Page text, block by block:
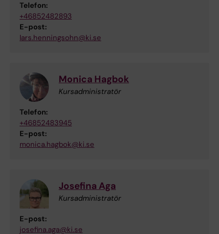
Telefon:
+46852482893
E-post:
lars.henningsohn@ki.se
Monica Hagbok
Kursadministratör
Telefon:
+46852483945
E-post:
monica.hagbok@ki.se
Josefina Aga
Kursadministratör
E-post:
josefina.aga@ki.se